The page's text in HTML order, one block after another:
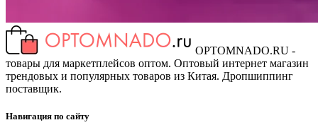
OPTOMNADO.RU -
товары для маркетплейсов оптом. Оптовый интернет магазин
трендовых и популярных товаров из Китая. Дропшиппинг
поставщик.
Навигация по сайту